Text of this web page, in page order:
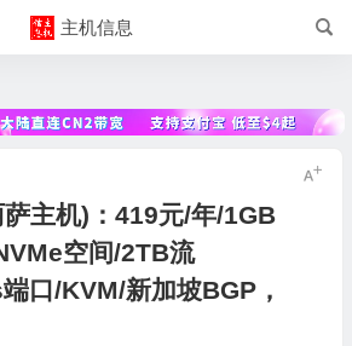
主机信息
主机)：419元/年/1GB
空间/2TB流
口/KVM/新加坡BGP，